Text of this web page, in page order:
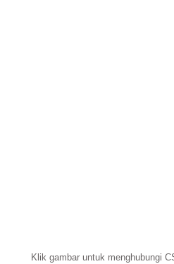
Klik gambar untuk menghubungi